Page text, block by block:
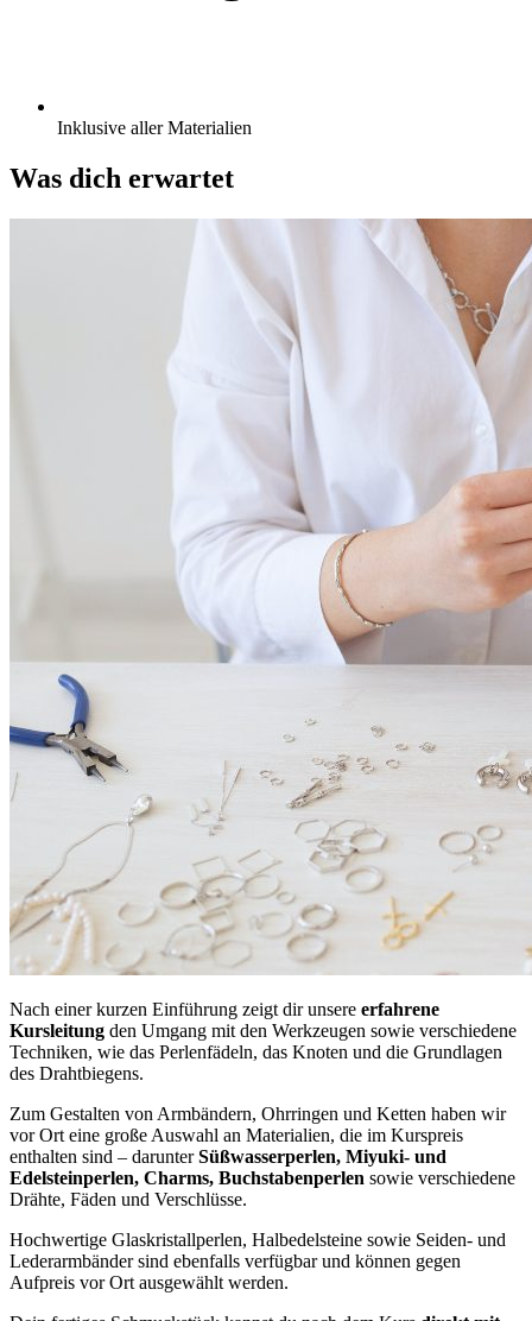
Inklusive aller Materialien
Was dich erwartet
Nach einer kurzen Einführung zeigt dir unsere erfahrene
Kursleitung den Umgang mit den Werkzeugen sowie verschiedene
Techniken, wie das Perlenfädeln, das Knoten und die Grundlagen
des Drahtbiegens.
Zum Gestalten von Armbändern, Ohrringen und Ketten haben wir
vor Ort eine große Auswahl an Materialien, die im Kurspreis
enthalten sind – darunterSüßwasserperlen, Miyuki- und
Edelsteinperlen, Charms, Buchstabenperlen sowie verschiedene
Drähte, Fäden und Verschlüsse.
Hochwertige Glaskristallperlen, Halbedelsteine sowie Seiden- und
Lederarmbänder sind ebenfalls verfügbar und können gegen
Aufpreis vor Ort ausgewählt werden.